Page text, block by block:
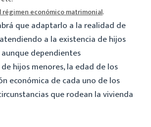
régimen económico matrimonial.
que adaptarlo a la realidad de
a la existencia de hijos
dependientes
hijos menores, la edad de los
económica de cada uno de los
que rodean la vivienda